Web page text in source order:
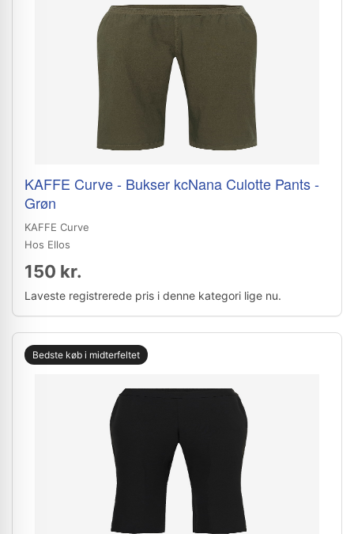
KAFFE Curve - Bukser kcNana Culotte Pants -
Grøn
KAFFE Curve
Hos Ellos
150 kr.
Laveste registrerede pris i denne kategori lige nu.
Bedste køb i midterfeltet